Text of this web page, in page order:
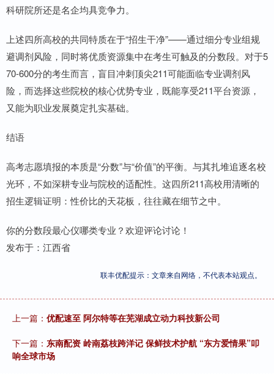
科研院所还是名企均具竞争力。
上述四所高校的共同特质在于“招生干净”——通过细分专业组规
避调剂风险，同时将优质资源集中在考生可触及的分数段。对于5
70-600分的考生而言，盲目冲刺顶尖211可能面临专业调剂风
险，而选择这些院校的核心优势专业，既能享受211平台资源，
又能为职业发展奠定扎实基础。
结语
高考志愿填报的本质是“分数”与“价值”的平衡。与其扎堆追逐名校
光环，不如深耕专业与院校的适配性。这四所211高校用清晰的
招生逻辑证明：性价比的天花板，往往藏在细节之中。
你的分数段最心仪哪类专业？欢迎评论讨论！
发布于：江西省
联丰优配提示：文章来自网络，不代表本站观点。
上一篇： 优配速至 阿尔特等在芜湖成立动力科技新公司
下一篇： 东南配资 岭南荔枝跨洋记 保鲜技术护航 “东方爱情果”叩
响全球市场